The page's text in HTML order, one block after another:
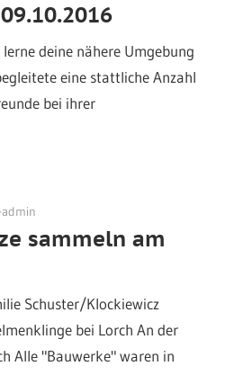
deine nähere Umgebung
eine stattliche Anzahl
bei ihrer
admin
sammeln am
Schuster/Klockiewicz
bei Lorch An der
Alle "Bauwerke" waren in